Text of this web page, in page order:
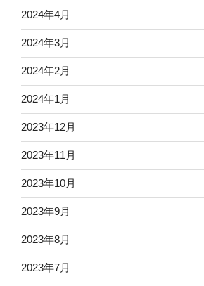
2024年4月
2024年3月
2024年2月
2024年1月
2023年12月
2023年11月
2023年10月
2023年9月
2023年8月
2023年7月